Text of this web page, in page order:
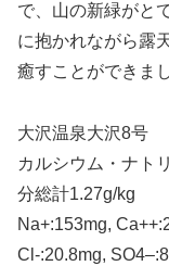
で、山の新緑がと
に抱かれながら露
癒すことができま
大沢温泉大沢8号
カルシウム・ナ
分総計1.27g/kg
Na+:153mg,
Cl-:20.8mg,